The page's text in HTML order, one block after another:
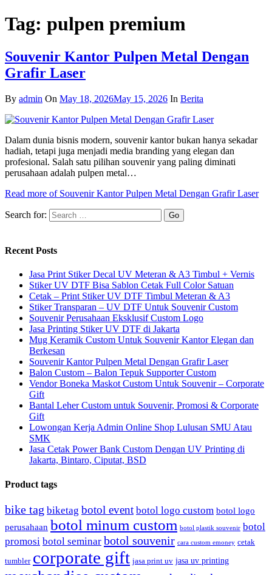
Tag: pulpen premium
Souvenir Kantor Pulpen Metal Dengan
Grafir Laser
By admin On May 18, 2026May 15, 2026 In Berita
Dalam dunia bisnis modern, souvenir kantor bukan hanya sekadar
hadiah, tetapi juga menjadi media branding yang elegan dan
profesional. Salah satu pilihan souvenir yang paling diminati
perusahaan adalah pulpen metal…
Read more of Souvenir Kantor Pulpen Metal Dengan Grafir Laser
Search for:
Recent Posts
Jasa Print Stiker Decal UV Meteran & A3 Timbul + Vernis
Stiker UV DTF Bisa Sablon Cetak Full Color Satuan
Cetak – Print Stiker UV DTF Timbul Meteran & A3
Stiker Transparan – UV DTF Untuk Souvenir Custom
Souvenir Perusahaan Eksklusif Custom Logo
Jasa Printing Stiker UV DTF di Jakarta
Mug Keramik Custom Untuk Souvenir Kantor Elegan dan
Berkesan
Souvenir Kantor Pulpen Metal Dengan Grafir Laser
Balon Custom – Balon Tepuk Supporter Custom
Vendor Boneka Maskot Custom Untuk Souvenir – Corporate
Gift
Bantal Leher Custom untuk Souvenir, Promosi & Corporate
Gift
Lowongan Kerja Admin Online Shop Lulusan SMU Atau
SMK
Jasa Cetak Power Bank Custom Dengan UV Printing di
Jakarta, Bintaro, Ciputat, BSD
Product tags
bike tag biketag botol event botol logo custom botol logo
perusahaan botol minum custom botol plastik souvenir botol
promosi botol seminar botol souvenir cara custom emoney cetak
tumbler corporate gift jasa print uv jasa uv printing